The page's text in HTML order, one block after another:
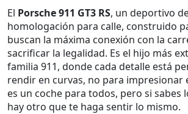
El Porsche 911 GT3 RS, un deportivo
homologación para calle, construido
buscan la máxima conexión con la
sacrificar la legalidad. Es el hijo más
familia 911, donde cada detalle está
rendir en curvas, no para impresionar
es un coche para todos, pero si sabes
hay otro que te haga sentir lo mismo.